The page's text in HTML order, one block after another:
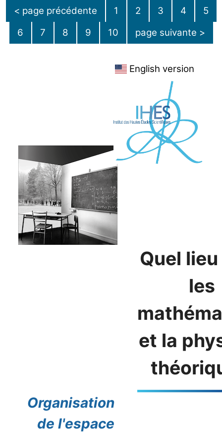
< page précédente 1 2 3 4
5
6
7 8 9 10 page suivante >
English version
Quel
les
et la
Organisation
de l'espace